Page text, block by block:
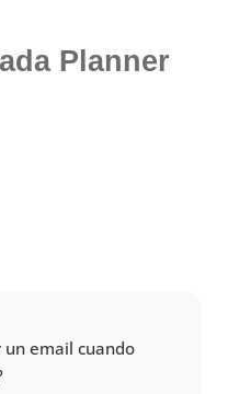
Planner
un email cuando